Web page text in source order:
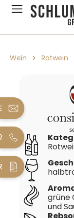
Zur
Wein Rotwein
grüne
und